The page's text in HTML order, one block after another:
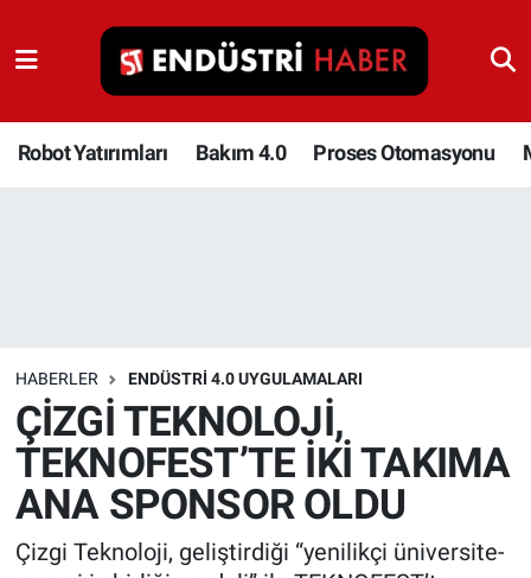
Robot Yatırımları Bakım 4.0 Proses Otomasyonu
HABERLER ENDÜSTRI 4.0 UYGULAMALARI
ÇİZGİ TEKNOLOJİ,
TEKNOFEST’TE İKİ TAKIMA
ANA SPONSOR OLDU
Çizgi Teknoloji, geliştirdiği “yenilikçi üniversite-
Robot Yatırımları
Bakım 4.0
Depolama Çözümleri
İnşaat ve Malzeme
HaberOrtak